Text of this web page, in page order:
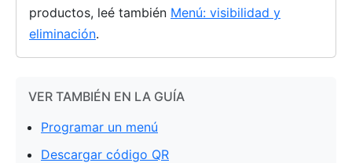
productos, leé también Menú: visibilidad y
eliminación.
VER TAMBIÉN EN LA GUÍA
Programar un menú
Descargar código QR